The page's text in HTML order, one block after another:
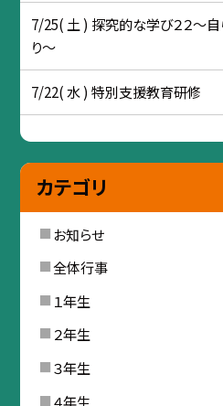
7/25( 土 ) 探究的な学び２２～
り～
7/22( 水 ) 特別支援教育研修
カテゴリ
お知らせ
全体行事
１年生
２年生
３年生
４年生